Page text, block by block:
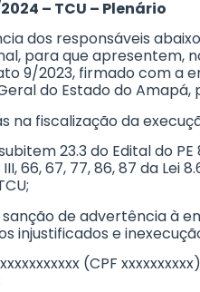
– TCU – Plenário
dos responsáveis
para que apresentem,
9/2023, firmado com a
do Estado do
na fiscalização da
23.3 do Edital do PE
66, 67, 77, 86, 87 da Lei
de advertência à
injustificados e
xxxxxxxxxxx (CPF